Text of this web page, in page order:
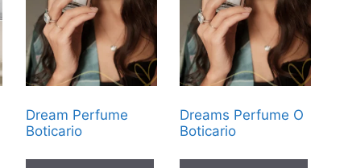
Dream Perfume
Boticario
Dreams Perfume O
Boticario